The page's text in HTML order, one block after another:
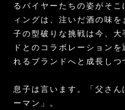
るバイヤーたちの姿がそ
ィングは、注いだ酒の味
子の型破りな挑戦は今、
ドとのコラボレーション
れるブランドへと成長しつ
息子は言います。「父さ
ーマン」。